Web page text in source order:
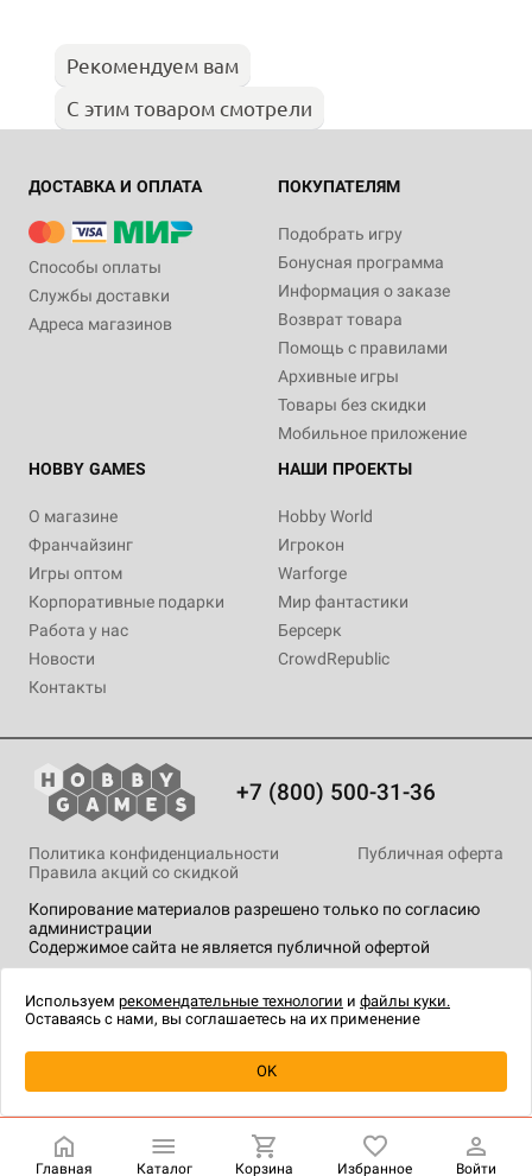
Уведомить о наличии
Рекомендуем вам
С этим товаром смотрели
ДОСТАВКА И ОПЛАТА
Способы оплаты
Службы доставки
Адреса магазинов
ПОКУПАТЕЛЯМ
Подобрать игру
Бонусная программа
Информация о заказе
Возврат товара
Помощь с правилами
Архивные игры
Товары без скидки
Мобильное приложение
HOBBY GAMES
О магазине
Франчайзинг
Игры оптом
Корпоративные подарки
Работа у нас
Новости
Контакты
НАШИ ПРОЕКТЫ
Hobby World
Игрокон
Warforge
Мир фантастики
Берсерк
CrowdRepublic
+7 (800) 500-31-36
Копирование материалов разрешено только по согласию
администрации
Содержимое сайта не является публичной офертой
Политика конфиденциальности
Публичная оферта
Правила акций со скидкой
технологии.
Главная Каталог Корзина Избранное Войти
Используем рекомендательные технологии и файлы куки.
Оставаясь с нами, вы соглашаетесь на их применение
OK